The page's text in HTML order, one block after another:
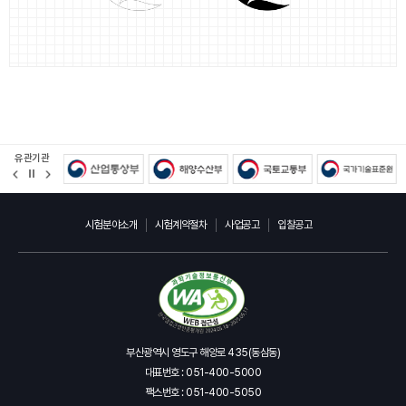
유관기관
정
지
시험분야소개 시험계약절차 사업공고 입찰공고
부산광역시 영도구 해양로 435(동삼동)
대표번호 : 051-400-5000
팩스번호 : 051-400-5050